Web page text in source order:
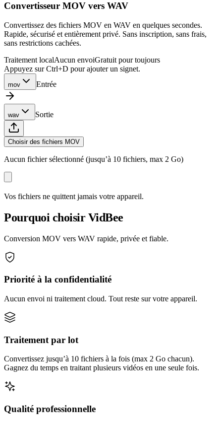
Convertisseur MOV vers WAV
Convertissez des fichiers MOV en WAV en quelques secondes.
Rapide, sécurisé et entièrement privé. Sans inscription, sans frais,
sans restrictions cachées.
Traitement localAucun envoiGratuit pour toujours
Appuyez sur Ctrl+D pour ajouter un signet.
mov Entrée
wav Sortie
Choisir des fichiers MOV
Aucun fichier sélectionné (jusqu’à 10 fichiers, max 2 Go)
Vos fichiers ne quittent jamais votre appareil.
Pourquoi choisir VidBee
Conversion MOV vers WAV rapide, privée et fiable.
Priorité à la confidentialité
Aucun envoi ni traitement cloud. Tout reste sur votre appareil.
Traitement par lot
Convertissez jusqu’à 10 fichiers à la fois (max 2 Go chacun).
Gagnez du temps en traitant plusieurs vidéos en une seule fois.
Qualité professionnelle